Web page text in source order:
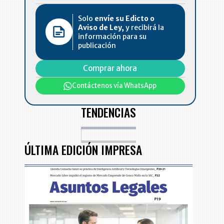
Solo envíe su Edicto o
Aviso de Ley, y recibirá la
información para su
publicación
Comprar ahora
Contáctenos vía WhatsApp
TENDENCIAS
ÚLTIMA EDICIÓN IMPRESA